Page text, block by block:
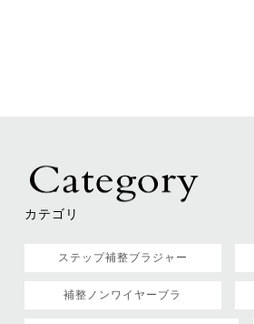
カテゴリ
ステップ補整ブラジャー
補整ノンワイヤーブラ